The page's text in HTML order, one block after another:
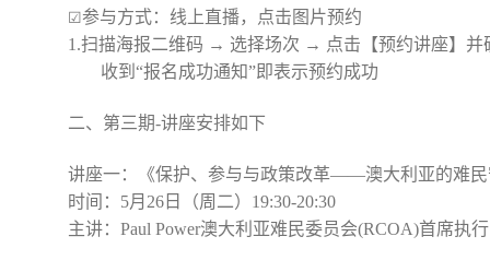
☑ 参与方式：线上直播，点击图片预约
1.扫描海报二维码 → 选择场次 → 点击【预约讲座】并
收到“报名成功通知”即表示预约成功
二、 第三期-讲座安排如下
讲座一：《保护、参与与政策改革——澳大利亚的难
时间： 5月 26 日（周二） 19:30-20:30
主讲： Paul Power澳大利亚难民委员会(RCOA)首席执